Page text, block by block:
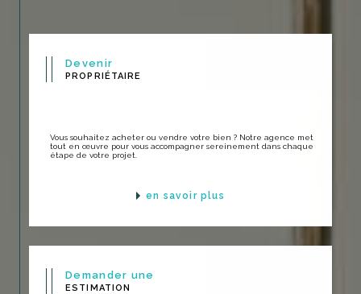
Devenir
PROPRIÉTAIRE
Vous souhaitez acheter ou vendre votre bien ? Notre agence met
tout en œuvre pour vous accompagner sereinement dans chaque
étape de votre projet.
en savoir plus
Demander une
ESTIMATION